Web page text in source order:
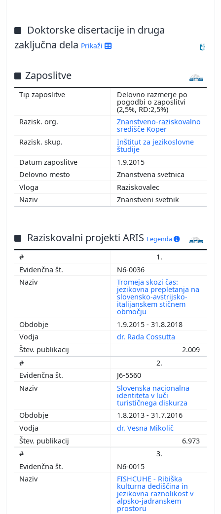
Doktorske disertacije in druga
zaključna dela Prikaži
Zaposlitve
Delovno razmerje po
pogodbi o zaposlitvi
(2,5%, RD:2,5%)
Znanstveno-raziskovalno
središče Koper
Inštitut za jezikoslovne
študije
1.9.2015
Znanstvena svetnica
Raziskovalec
Znanstveni svetnik
Raziskovalni projekti ARIS Legenda
1.
N6-0036
Tromeja skozi čas:
jezikovna prepletanja na
slovensko-avstrijsko-
italijanskem stičnem
območju
1.9.2015 - 31.8.2018
dr. Rada Cossutta
2.009
2.
J6-5560
Slovenska nacionalna
identiteta v luči
turističnega diskurza
1.8.2013 - 31.7.2016
dr. Vesna Mikolič
6.973
3.
N6-0015
FISHCUHE - Ribiška
kulturna dediščina in
jezikovna raznolikost v
alpsko-jadranskem
prostoru